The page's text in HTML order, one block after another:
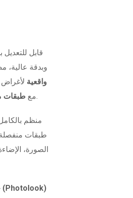
وبدقة عالية،
واقعية لأغراض
بصيغة PSD مع طبقات وتصميم مرن.
طبقات منفصلة
الصورة،
نموذج صورة الهوية (Photolook)